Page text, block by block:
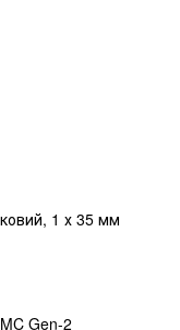
1 х 35 мм
Gen-2